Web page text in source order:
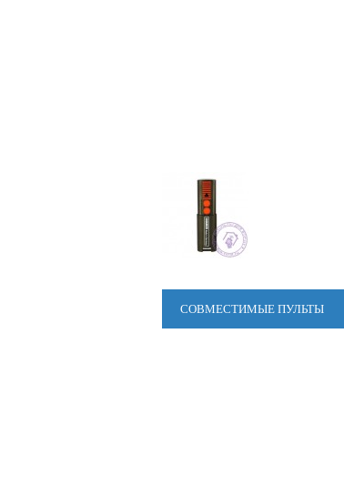
СОВМЕСТИМЫЕ ПУЛЬТЫ